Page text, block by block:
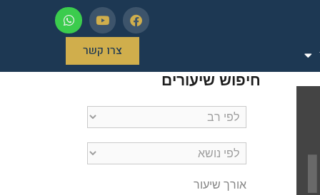
צרו קשר
חיפוש שיעורים
אורך שיעור